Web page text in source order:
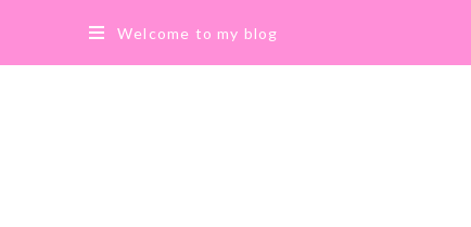
Welcome to my blog